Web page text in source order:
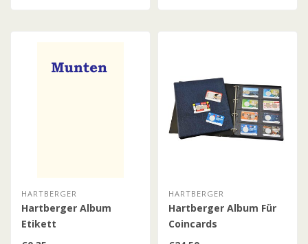
HARTBERGER
Hartberger Album
Etikett
HARTBERGER
Hartberger Album Für
Coincards